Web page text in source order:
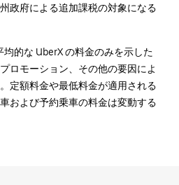
政府による追加課税の対象になる
的な UberX の料金のみを示した
ロモーション、その他の要因によ
定額料金や最低料金が適用される
および予約乗車の料金は変動する